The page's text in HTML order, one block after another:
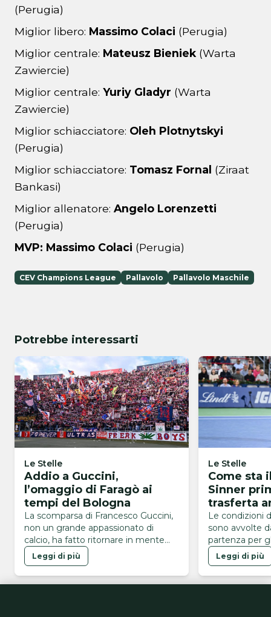
(Perugia)
Miglior libero: Massimo Colaci (Perugia)
Miglior centrale: Mateusz Bieniek (Warta
Zawiercie)
Miglior centrale: Yuriy Gladyr (Warta
Zawiercie)
Miglior schiacciatore: Oleh Plotnytskyi
(Perugia)
Miglior schiacciatore: Tomasz Fornal (Ziraat
Bankasi)
Miglior allenatore: Angelo Lorenzetti
(Perugia)
MVP: Massimo Colaci (Perugia)
CEV Champions League Pallavolo Pallavolo Maschile
Potrebbe interessarti
Le Stelle
Addio a Guccini,
l’omaggio di Faragò ai
tempi del Bologna
La scomparsa di Francesco Guccini,
non un grande appassionato di
calcio, ha fatto ritornare in mente
l'omaggio di Faragò ai tempi del
Bologna
Leggi di più
Le Stelle
Come sta
Sinner
trasferta
Pareri
Le condizioni
sono avvolte
partenza per
Leggi di più